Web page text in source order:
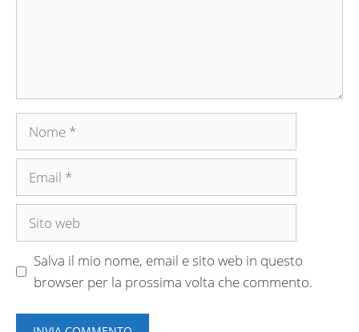
Nome
Email
Sito
Salva il mio nome, email e sito web in questo
browser per la prossima volta che commento.